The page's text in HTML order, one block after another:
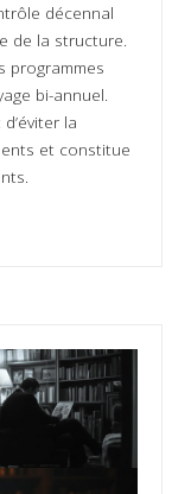
décennal
de la structure.
programmes
bi-annuel.
la
et constitue